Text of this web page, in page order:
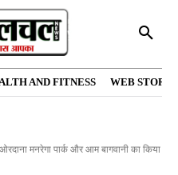
AND FITNESS WEB
मनरेगा पार्क और आम बागवानी का किया